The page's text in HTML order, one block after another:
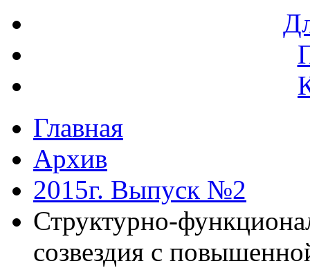
Главная
Архив
2015г. Выпуск №2
Структурно-
созвездия с